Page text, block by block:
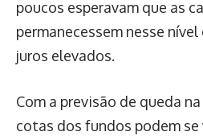
poucos esperavam que as
permanecessem nesse
juros elevados.
Com a previsão de queda
cotas dos fundos podem se